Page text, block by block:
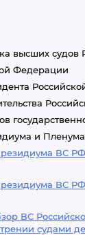
высших судов
Федерации
и
ВС РФ
ВС РФ
ВС
судами